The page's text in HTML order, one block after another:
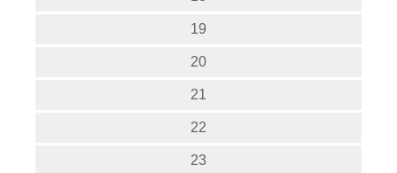
19
20
21
22
23